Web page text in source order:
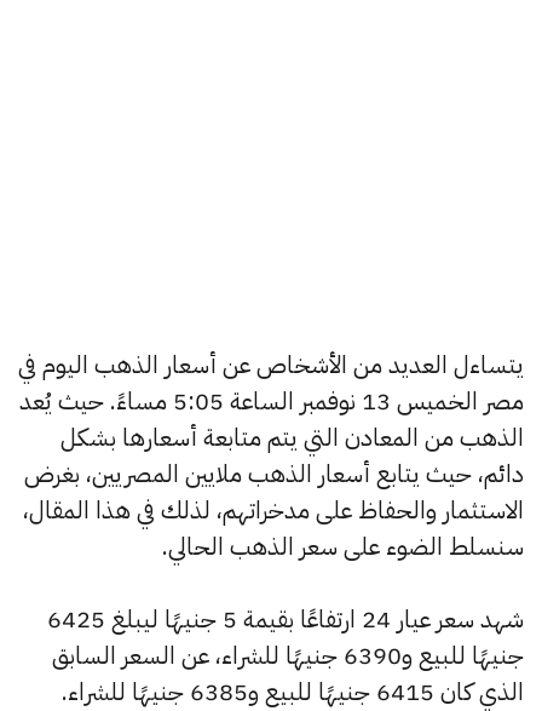
يتساءل العديد من الأشخاص عن أسعار الذهب اليوم في
مصر الخميس 13 نوفمبر الساعة 5:05 مساءً. حيث يُعد
الذهب من المعادن التي يتم متابعة أسعارها بشكل
دائم، حيث يتابع أسعار الذهب ملايين المصريين، بغرض
الاستثمار والحفاظ على مدخراتهم، لذلك في هذا المقال،
سنسلط الضوء على سعر الذهب الحالي.
شهد سعر عيار 24 ارتفاعًا بقيمة 5 جنيهًا ليبلغ 6425
جنيهًا للبيع و6390 جنيهًا للشراء، عن السعر السابق
الذي كان 6415 جنيهًا للبيع و6385 جنيهًا للشراء.